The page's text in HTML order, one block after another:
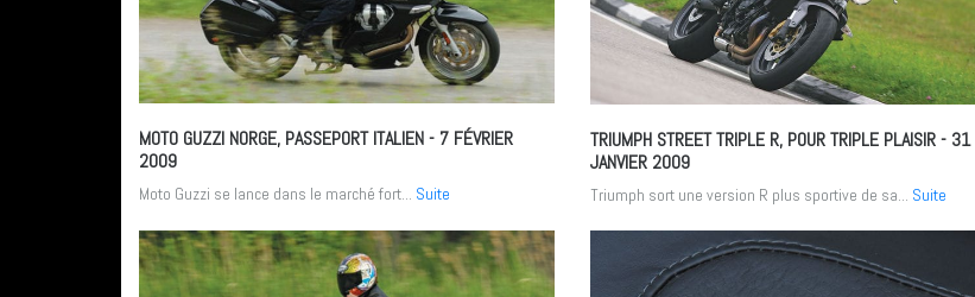
MOTO GUZZI NORGE, PASSEPORT ITALIEN- 7 FÉVRIER
2009
Moto Guzzi se lance dans le marché fort... Suite
TRIUMPH STREET TRIPLE R, POUR TRIPLE PLAISIR- 31
JANVIER 2009
Triumph sort une version R plus sportive de sa... Suite